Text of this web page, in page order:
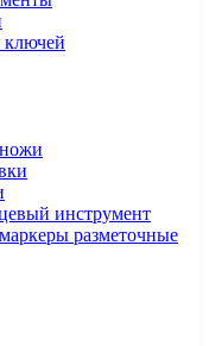
ключей
инструмент
разметочные